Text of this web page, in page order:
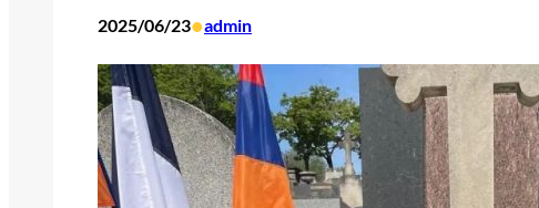
2025/06/23•admin